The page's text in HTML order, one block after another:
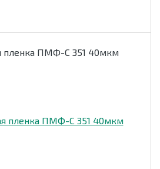
пленка ПМФ-С 351 40мкм